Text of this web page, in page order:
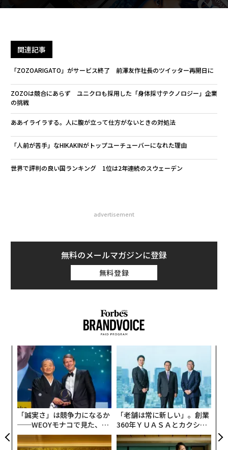
関連記事
「ZOZOARIGATO」がサービス終了 前澤友作社長のツイッター再開日に
ZOZOは競合にあらず ユニクロも採用した「身体採寸テクノロジー」企業
の挑戦
ああイライラする。人に腹が立って仕方がないときの対処法
「人前が苦手」なHIKAKINがトップユーチューバーになれた理由
世界で評判の良い国ランキング 1位は2年連続のスウェーデン
advertisement
無料のメールマガジンに登録
無料登録
「誠実さ」は競争力になるか
──WEOYモナコで見た、く
ら寿司の経営哲学
「老舗は常に新しい」。創業
360年ＹＵＡＳＡとカクシン
CEO田尻望が語る、AIを超え
る人の価値